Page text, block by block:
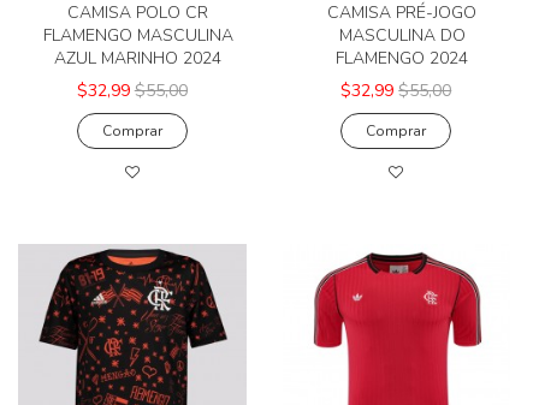
CAMISA POLO CR
FLAMENGO MASCULINA
AZUL MARINHO 2024
$32,99 $55,00
Comprar
CAMISA PRÉ-JOGO
MASCULINA DO
FLAMENGO 2024
$32,99 $55,00
Comprar